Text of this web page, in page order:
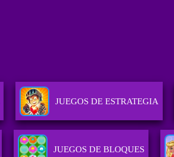
JUEGOS DE ESTRATEGIA
JUEGOS DE BLOQUES